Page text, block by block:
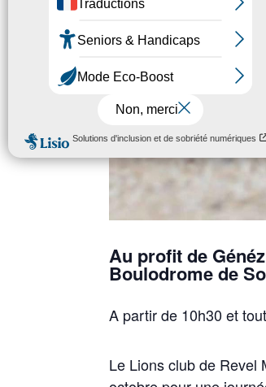
Au profit de
Boulodrome de
A partir de 10h30 et
Le Lions club de Revel